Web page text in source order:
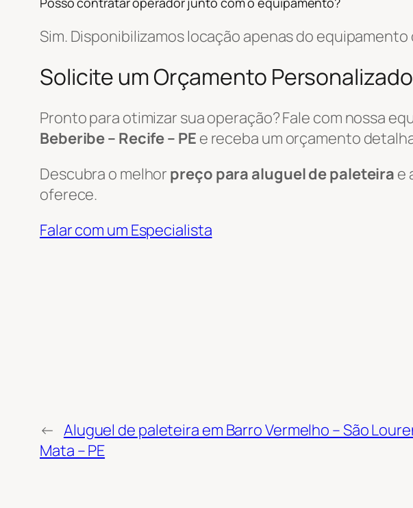
Sim. Disponibilizamos locação apenas do equipamento
Solicite um Orçamento
Pronto para otimizar sua operação? Fale com nossa
Beberibe – Recife – PE e receba um orçamento
Descubra o melhor preço para aluguel de paleteira e
oferece.
Falar com um Especialista
← Aluguel de paleteira em Barro Vermelho – São
Mata – PE